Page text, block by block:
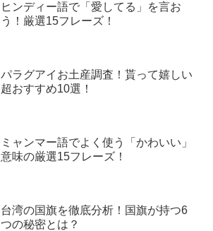
ヒンディー語で「愛してる」を言お
う！厳選15フレーズ！
パラグアイお土産調査！貰って嬉しい
超おすすめ10選！
ミャンマー語でよく使う「かわいい」
意味の厳選15フレーズ！
台湾の国旗を徹底分析！国旗が持つ6
つの秘密とは？